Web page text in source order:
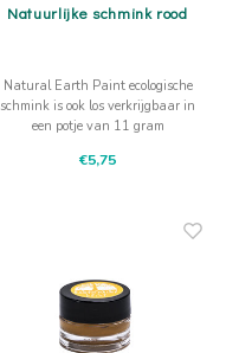
Natuurlijke schmink rood
Natural Earth Paint ecologische
schmink is ook los verkrijgbaar in
een potje van 11 gram
€5,75